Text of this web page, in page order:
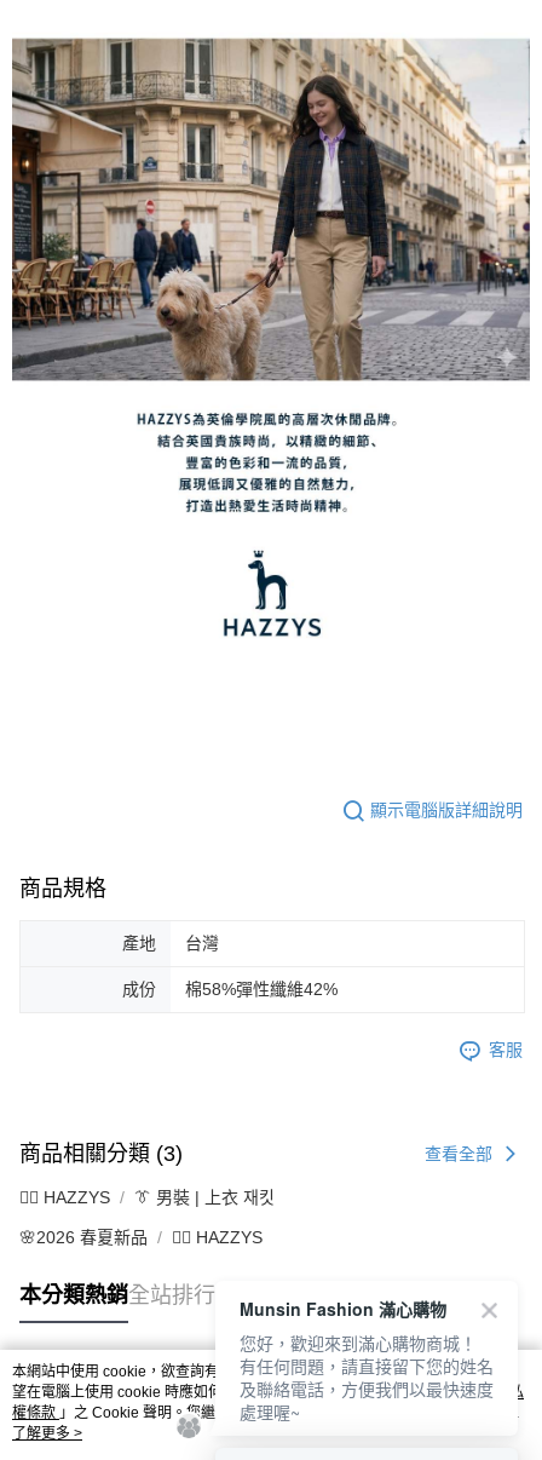
顯示電腦版詳細說明
商品規格
產地 台灣
成份 棉58%彈性纖維42%
客服
商品相關分類 (3) 查看全部
🐕‍🦺 HAZZYS 👔 男裝 | 上衣 재킷
🌸2026 春夏新品 🐕‍🦺 HAZZYS
本分類熱銷全站排行
熱門標籤
本網站中使用 cookie，欲查詢有關本網站使用 cookie 方式之詳情，及若您不希
望在電腦上使用 cookie 時應如何變更電腦的 cookie 設定，請參閱本網站「
隱私
權條款 」之 Cookie 聲明。您繼續使用本網站即表示您同意本公司得按本網站使
用條款之 Cookie 聲明使用 cookie。
了解更多 >
Munsin Fashion 滿心購物
您好，歡迎來到滿心購物商城！
有任何問題，請直接留下您的姓名
及聯絡電話，方便我們以最快速度
處理喔~